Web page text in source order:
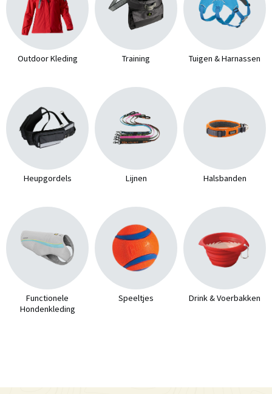
Outdoor Kleding Training Tuigen & Harnassen
Heupgordels Lijnen Halsbanden
Functionele
Hondenkleding
Speeltjes Drink & Voerbakken